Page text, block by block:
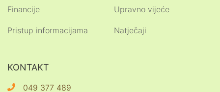
Financije
Pristup informacijama
Upravno vijeće
Natječaji
KONTAKT
049 377 489